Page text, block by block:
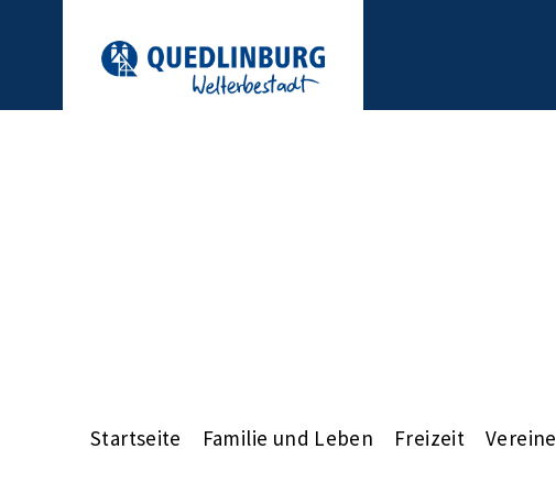
Startseite Familie und Leben Freizeit Vereine